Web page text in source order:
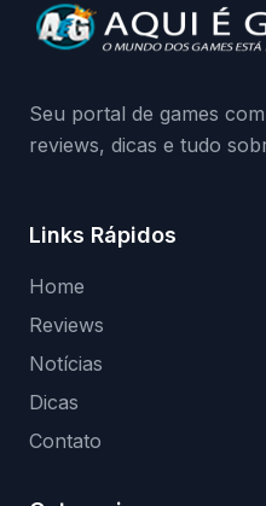
da Playground:
medidas contra
Seu portal de games
reviews, dicas e tudo
Links Rápidos
Home
Reviews
Notícias
Dicas
Contato